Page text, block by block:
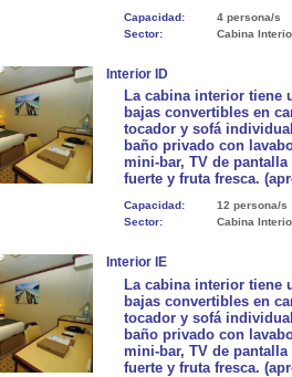
Capacidad:
4 persona/s
Sector:
Cabina
Interior ID
La cabina interior tiene
bajas convertibles en
tocador y sofá
baño privado con
mini-bar, TV de
fuerte y fruta fresca.
Capacidad:
12 persona/s
Sector:
Cabina
Interior IE
La cabina interior tiene
bajas convertibles en
tocador y sofá
baño privado con
mini-bar, TV de
fuerte y fruta fresca.